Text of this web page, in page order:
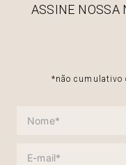
ASSINE NOSSA
*não cumulativo